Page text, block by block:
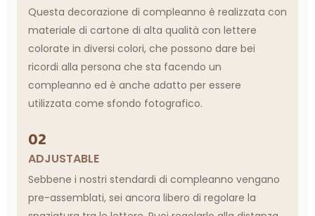
Questa decorazione di compleanno è realizzata con
materiale di cartone di alta qualità con lettere
colorate in diversi colori, che possono dare bei
ricordi alla persona che sta facendo un
compleanno ed è anche adatto per essere
utilizzata come sfondo fotografico.
02
ADJUSTABLE
Sebbene i nostri stendardi di compleanno vengano
pre-assemblati, sei ancora libero di regolare la